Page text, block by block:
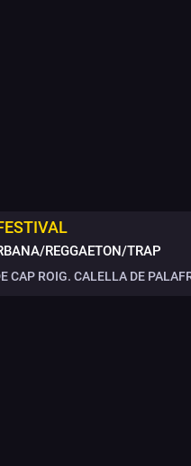
REGGAETON/TRAP
CAP ROIG. CALELLA DE